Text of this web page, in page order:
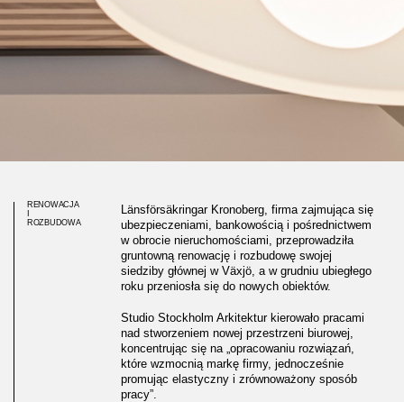
RENOWACJA
ROZBUDOWA
Länsförsäkringar Kronoberg, firma zajmująca się
ubezpieczeniami, bankowością i pośrednictwem
w obrocie nieruchomościami, przeprowadziła
gruntowną renowację i rozbudowę swojej
siedziby głównej w Växjö, a w grudniu ubiegłego
roku przeniosła się do nowych obiektów.
Studio Stockholm Arkitektur kierowało pracami
nad stworzeniem nowej przestrzeni biurowej,
koncentrując się na „opracowaniu rozwiązań,
które wzmocnią markę firmy, jednocześnie
promując elastyczny i zrównoważony sposób
pracy”.